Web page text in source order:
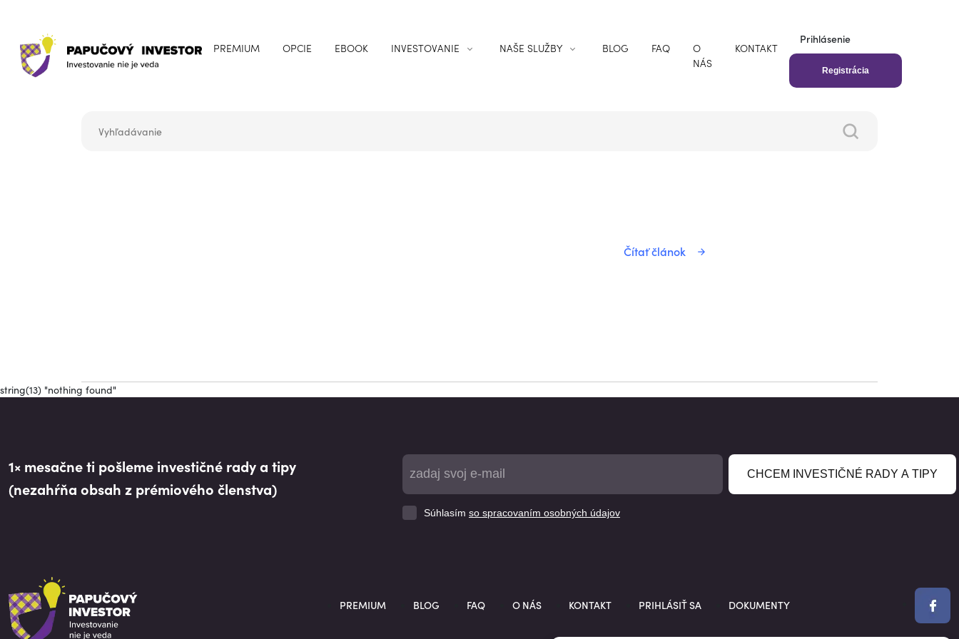
PREMIUM OPCIE EBOOK INVESTOVANIE NAŠE SLUŽBY BLOG FAQ
O
NÁS
KONTAKT
Prihlásenie
Registrácia
Čítať článok
string(13) "nothing found"
1× mesačne ti pošleme investičné rady a tipy
(nezahŕňa obsah z prémiového členstva)
CHCEM INVESTIČNÉ RADY A TIPY
Súhlasím so spracovaním osobných údajov
PREMIUM BLOG FAQ O NÁS KONTAKT PRIHLÁSIŤ SA DOKUMENTY